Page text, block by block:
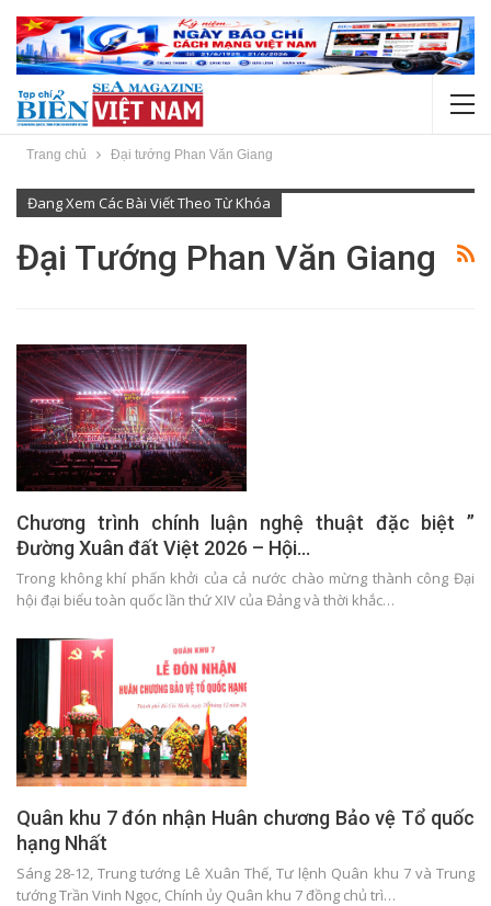
Trang chủ Đại tướng Phan Văn Giang
Đang Xem Các Bài Viết Theo Từ Khóa
Đại Tướng Phan Văn Giang
Chương trình chính luận nghệ thuật đặc biệt ”
Đường Xuân đất Việt 2026 – Hội…
Trong không khí phấn khởi của cả nước chào mừng thành công Đại
hội đại biểu toàn quốc lần thứ XIV của Đảng và thời khắc…
Quân khu 7 đón nhận Huân chương Bảo vệ Tổ quốc
hạng Nhất
Sáng 28-12, Trung tướng Lê Xuân Thế, Tư lệnh Quân khu 7 và Trung
tướng Trần Vinh Ngọc, Chính ủy Quân khu 7 đồng chủ trì…